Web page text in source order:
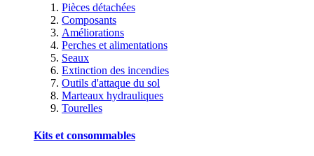
Pièces détachées
Composants
Améliorations
Perches et alimentations
Seaux
Extinction des incendies
Outils d'attaque du sol
Marteaux hydrauliques
Tourelles
Kits et consommables